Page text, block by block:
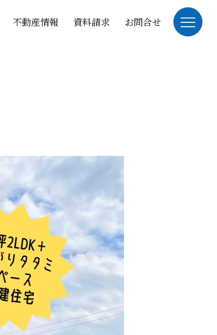
不動産情報 資料請求 お問合せ